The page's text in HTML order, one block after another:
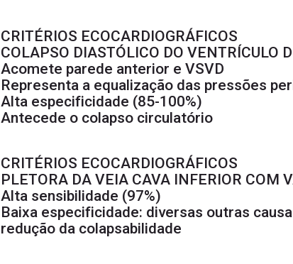
CRITÉRIOS ECOCARDIOGRÁFICOS
COLAPSO DIASTÓLICO DO VENTRÍCULO
Acomete parede anterior e VSVD
Representa a equalização das pressões
Alta especificidade (85-100%)
Antecede o colapso circulatório
CRITÉRIOS ECOCARDIOGRÁFICOS
PLETORA DA VEIA CAVA INFERIOR COM
Alta sensibilidade (97%)
Baixa especificidade: diversas outras
redução da colapsabilidade